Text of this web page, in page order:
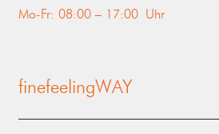
Mo-Fr: 08:00 – 17:00 Uhr
finefeelingWAY